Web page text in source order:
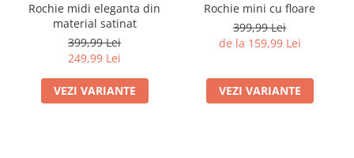
Rochie midi eleganta din
material satinat
399,99 Lei
249,99 Lei
VEZI VARIANTE
Rochie mini cu floare
399,99 Lei
de la 159,99 Lei
VEZI VARIANTE